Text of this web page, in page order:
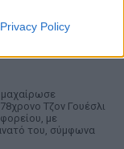
Privacy Policy
στάση
του
viral
Τζον Γουέσλι
με
του, σύμφωνα